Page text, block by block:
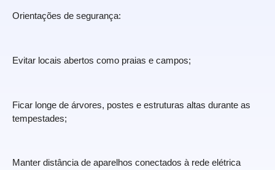
Orientações de segurança:
Evitar locais abertos como praias e campos;
Ficar longe de árvores, postes e estruturas altas durante as
tempestades;
Manter distância de aparelhos conectados à rede elétrica